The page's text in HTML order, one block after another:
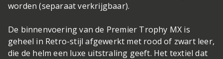
worden (separaat verkrijgbaar).
De binnenvoering van de Premier Trophy MX is
geheel in Retro-stijl afgewerkt met rood of zwart leer,
die de helm een luxe uitstraling geeft. Het textiel dat